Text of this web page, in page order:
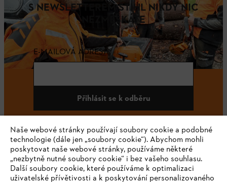
S NEWSLETTEREM STIHL NIKDY NIC
NEZMEŠKÁTE
E-MAILOVÁ ADRESA
Přihlásit se k odběru
#STIHL
Naše webové stránky používají soubory cookie a podobné
technologie (dále jen „soubory cookie“). Abychom mohli
poskytovat naše webové stránky, používáme některé
„nezbytně nutné soubory cookie“ i bez vašeho souhlasu.
Další soubory cookie, které používáme k optimalizaci
uživatelské přívětivosti a k poskytování personalizovaného